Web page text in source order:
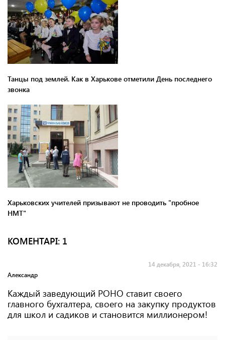
Танцы под землей. Как в Харькове отметили День последнего
звонка
Харьковских учителей призывают не проводить "пробное
НМТ"
КОМЕНТАРI: 1
14 декабря, 2021 - 16:32
Александр
Каждый заведующий РОНО ставит своего
главного бухгалтера, своего на закупку продуктов
для школ и садиков и становится миллионером!